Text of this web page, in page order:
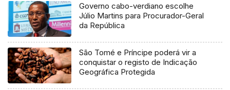
Governo cabo-verdiano escolhe
Júlio Martins para Procurador-Geral
da República
São Tomé e Príncipe poderá vir a
conquistar o registo de Indicação
Geográfica Protegida